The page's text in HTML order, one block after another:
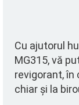
Cu ajutorul
MG315, vă
revigorant,
chiar și la